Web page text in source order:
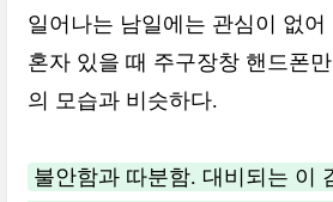
일어나는 남일에는 관심이 없어
혼자 있을 때 주구장창 핸드폰
의 모습과 비슷하다.
불안함과 따분함. 대비되는 이